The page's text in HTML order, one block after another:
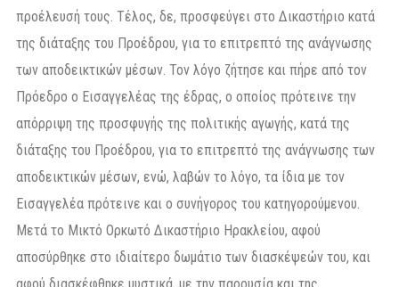
προέλευσή τους. Τέλος, δε, προσφεύγει στο Δικαστήριο κατά
της διάταξης του Προέδρου, για το επιτρεπτό της ανάγνωσης
των αποδεικτικών μέσων. Τον λόγο ζήτησε και πήρε από τον
Πρόεδρο ο Εισαγγελέας της έδρας, ο οποίος πρότεινε την
απόρριψη της προσφυγής της πολιτικής αγωγής, κατά της
διάταξης του Προέδρου, για το επιτρεπτό της ανάγνωσης των
αποδεικτικών μέσων, ενώ, λαβών το λόγο, τα ίδια με τον
Εισαγγελέα πρότεινε και ο συνήγορος του κατηγορούμενου.
Μετά το Μικτό Ορκωτό Δικαστήριο Ηρακλείου, αφού
αποσύρθηκε στο ιδιαίτερο δωμάτιο των διασκέψεών του, και